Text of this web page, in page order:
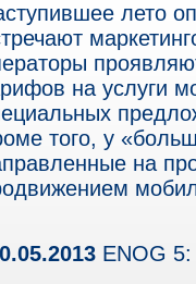
лето
на услуги
того, у
на
ENOG 5: